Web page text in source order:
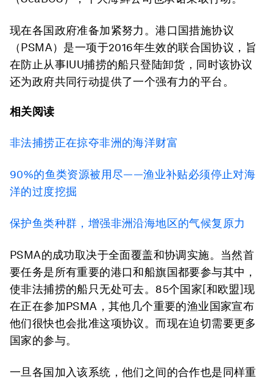
现在各国政府准备加紧努力。港口国措施协议
（PSMA）是一项于2016年生效的联合国协议，旨
在防止从事IUU捕捞的船只登陆卸货，同时该协议
还为政府共同行动提供了一个强有力的平台。
相关阅读
非法捕捞正在掠夺非洲的海洋财富
90%的鱼类资源被用尽——渔业补贴必须停止对海
洋的过度挖掘
保护鱼类种群，增强非洲沿海地区的气候复原力
PSMA的成功取决于全面覆盖和协调实施。当然首
要任务是所有重要的港口和船旗国都要参与其中，
使非法捕捞的船只无处可去。85个国家[和欧盟]现
在正在参加PSMA，其他几个重要的渔业国家宣布
他们很快也会批准这项协议。而现在迫切需要更多
国家的参与。
一旦各国加入该系统，他们之间的合作也是同样重